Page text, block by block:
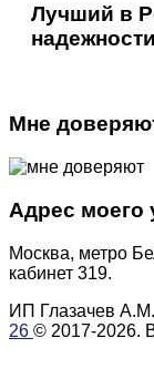
Лучший в
Мне
Адрес моего
Москва, метро
кабинет 319.
ИП Глазачев А.М.
26 © 2017-2026.